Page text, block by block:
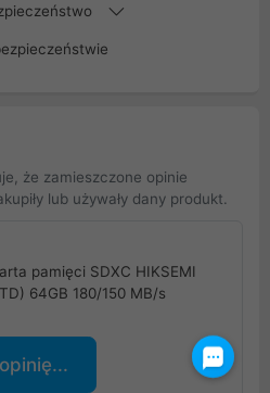
że zamieszczone opinie
lub używały dany produkt.
pamięci SDXC HIKSEMI
64GB 180/150 MB/s